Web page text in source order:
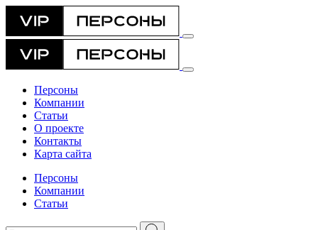
Персоны
Компании
Статьи
О проекте
Контакты
Карта сайта
Персоны
Компании
Статьи